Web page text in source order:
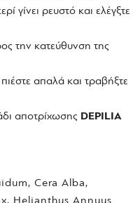
γίνει ρευστό και ελέγξτε
την κατεύθυνση της
απαλά και τραβήξτε
αποτρίχωσης DEPILIA
Cera Alba,
Helianthus Annuus